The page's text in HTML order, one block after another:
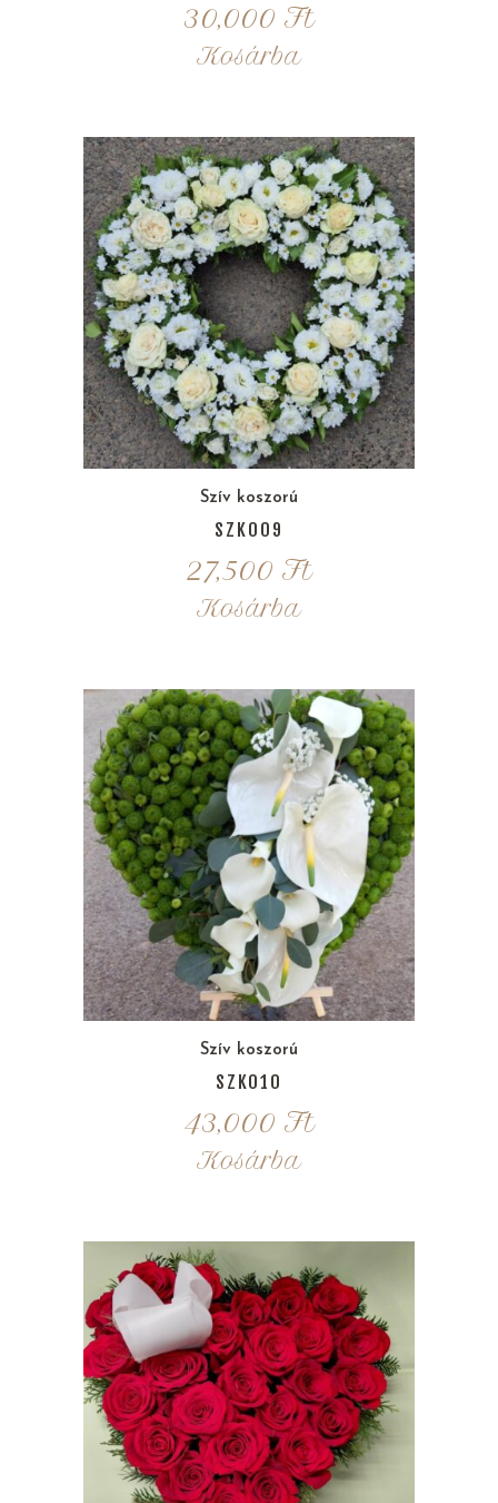
30,000 Ft
Kosárba
Szív koszorú
SZK009
27,500 Ft
Kosárba
Szív koszorú
SZK010
43,000 Ft
Kosárba